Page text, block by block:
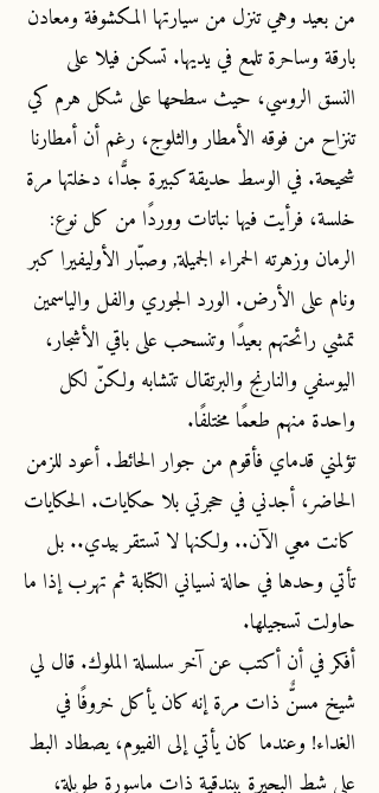
من بعيد وهي تنزل من سيارتها المكشوفة ومعادن
بارقة وساحرة تلمع في يديها. تسكن فيلا على
النسق الروسي، حيث سطحها على شكل هرم كي
تنزاح من فوقه الأمطار والثلوج، رغم أن أمطارنا
شحيحة. في الوسط حديقة كبيرة جدًّا، دخلتها مرة
خلسة، فرأيت فيها نباتات ووردًا من كل نوع:
الرمان وزهرته الحمراء الجميلة, وصبّار الأوليفيرا كبر
ونام على الأرض. الورد الجوري والفل والياسمين
تمشي رائحتهم بعيدًا وتنسحب على باقي الأشجار،
اليوسفي والنارنج والبرتقال تتشابه ولكنّ لكل
واحدة منهم طعمًا مختلفًا.
تؤلمني قدماي فأقوم من جوار الحائط. أعود للزمن
الحاضر، أجدني في حجرتي بلا حكايات. الحكايات
كانت معي الآن.. ولكنها لا تستقر بيدي.. بل
تأتي وحدها في حالة نسياني الكتابة ثم تهرب إذا ما
حاولت تسجيلها.
أفكر في أن أكتب عن آخر سلسلة الملوك. قال لي
شيخ مسنٌّ ذات مرة إنه كان يأكل خروفًا في
الغداء! وعندما كان يأتي إلى الفيوم، يصطاد البط
على شط البحيرة ببندقية ذات ماسورة طويلة،